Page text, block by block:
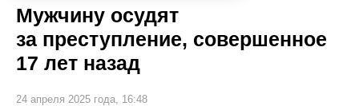
Мужчину осудят
за преступление, совершенное
17 лет назад
24 апреля 2025 года, 16:48